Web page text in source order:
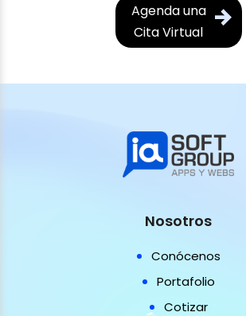
Agenda una
Cita Virtual
Nosotros
Conócenos
Portafolio
Cotizar